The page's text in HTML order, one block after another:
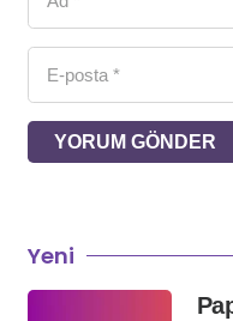
YORUM GÖNDER
Yeni